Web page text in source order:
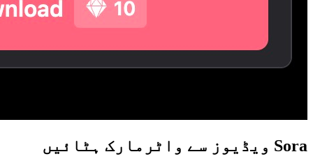
Sora ویڈیوز سے واٹرمارک ہٹائیں